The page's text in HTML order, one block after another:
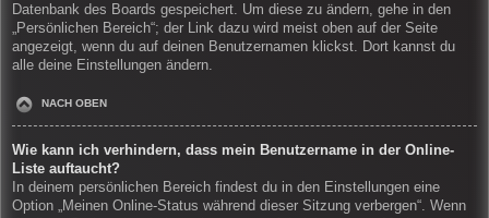
Datenbank des Boards gespeichert. Um diese zu ändern, gehe in den
„Persönlichen Bereich“; der Link dazu wird meist oben auf der Seite
angezeigt, wenn du auf deinen Benutzernamen klickst. Dort kannst du
alle deine Einstellungen ändern.
NACH OBEN
Wie kann ich verhindern, dass mein Benutzername in der Online-
Liste auftaucht?
In deinem persönlichen Bereich findest du in den Einstellungen eine
Option „Meinen Online-Status während dieser Sitzung verbergen“. Wenn